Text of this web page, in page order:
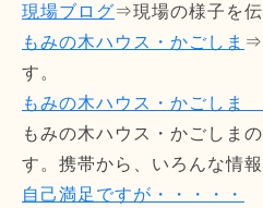
現場ブログ⇒現場の様子を伝
もみの木ハウス・かごしま ⇒
す。
もみの木ハウス・かごしま
もみの木ハウス・かごしま
す。携帯から、いろんな情
自己満足ですが・・・・・